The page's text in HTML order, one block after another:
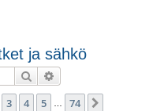
ja sähkö
Etsi
3 4 5 74